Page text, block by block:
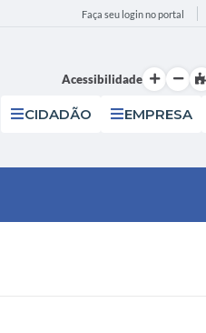
Faça seu login no portal
Acessibilidade
CIDADÃO EMPRESA